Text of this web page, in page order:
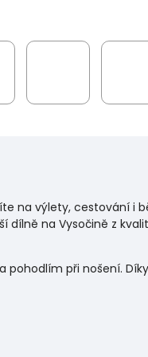
na výlety, cestování i
dílně na Vysočině z
při nošení.